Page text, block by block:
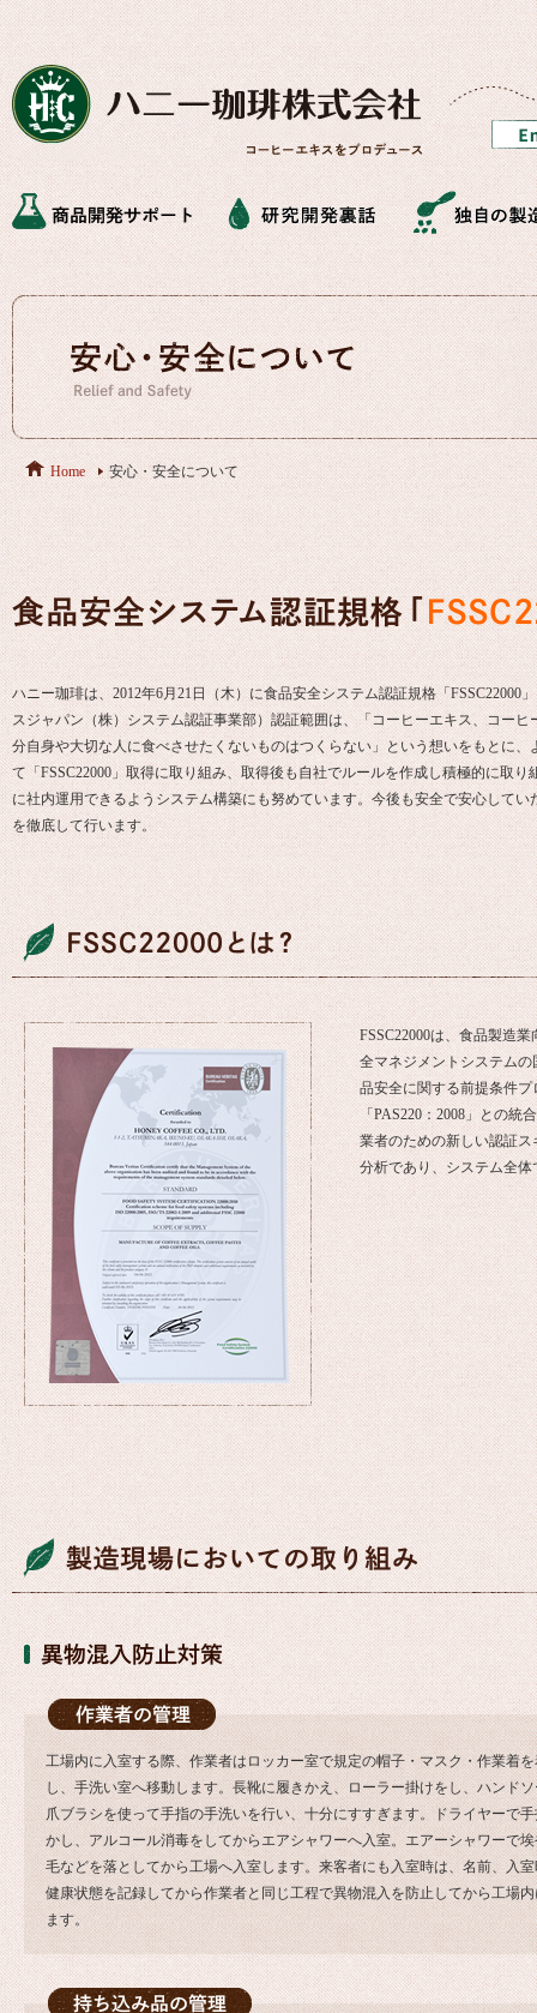
Home 安心・安全について
ハニー珈琲は、2012年6月21日（木）に食品安全システム認証規格「
スジャパン（株）システム認証事業部）認証範囲は、「コーヒーエキス、コー
分自身や大切な人に食べさせたくないものはつくらない」という想いをもとに
て「FSSC22000」取得に取り組み、取得後も自社でルールを作成し積極的に取
に社内運用できるようシステム構築にも努めています。今後も安全で安心して
を徹底して行います。
FSSC22000は、食品製造
全マネジメントシステムの
品安全に関する前提条件プ
「PAS220：2008」との統
業者のための新しい認証
分析であり、システム全
工場内に入室する際、作業者はロッカー室で規定の帽子・マスク・作業着
し、手洗い室へ移動します。長靴に履きかえ、ローラー掛けをし、ハンド
爪ブラシを使って手指の手洗いを行い、十分にすすぎます。ドライヤーで
かし、アルコール消毒をしてからエアシャワーへ入室。エアーシャワーで
毛などを落としてから工場へ入室します。来客者にも入室時は、名前、入
健康状態を記録してから作業者と同じ工程で異物混入を防止してから工場
ます。